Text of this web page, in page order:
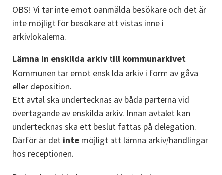
OBS! Vi tar inte emot oanmälda besökare och det är
inte möjligt för besökare att vistas inne i
arkivlokalerna.
Lämna in enskilda arkiv till kommunarkivet
Kommunen tar emot enskilda arkiv i form av gåva
eller deposition.
Ett avtal ska undertecknas av båda parterna vid
övertagande av enskilda arkiv. Innan avtalet kan
undertecknas ska ett beslut fattas på delegation.
Därför är det inte möjligt att lämna arkiv/handlingar
hos receptionen.